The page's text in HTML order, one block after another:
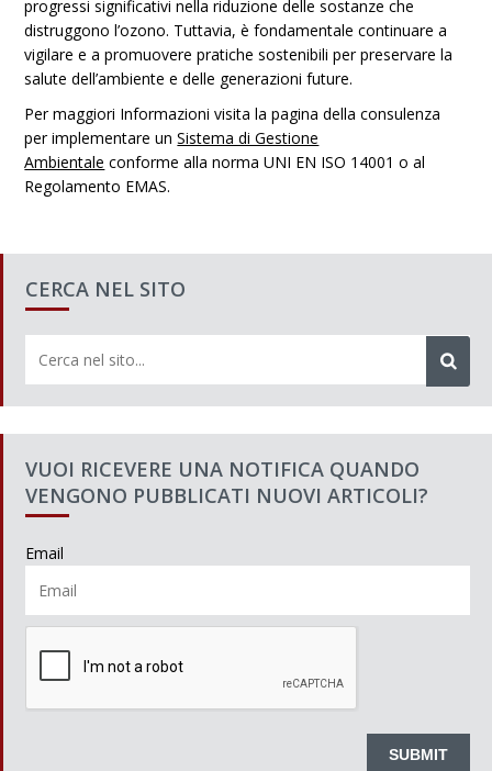
progressi significativi nella riduzione delle sostanze che
distruggono l’ozono. Tuttavia, è fondamentale continuare a
vigilare e a promuovere pratiche sostenibili per preservare la
salute dell’ambiente e delle generazioni future.
Per maggiori Informazioni visita la pagina della consulenza
per implementare unSistema di Gestione
Ambientale conforme alla norma UNI EN ISO 14001 o al
Regolamento EMAS.
CERCA NEL SITO
VUOI RICEVERE UNA NOTIFICA QUANDO
VENGONO PUBBLICATI NUOVI ARTICOLI?
Email